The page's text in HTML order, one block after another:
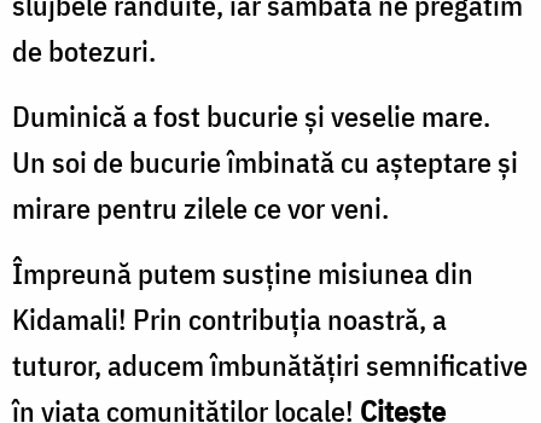
de botezuri.
Duminică a fost bucurie şi veselie mare.
Un soi de bucurie îmbinată cu așteptare şi
mirare pentru zilele ce vor veni.
Împreună putem susține misiunea din
Kidamali! Prin contribuția noastră, a
tuturor, aducem îmbunătățiri semnificative
în viața comunităților locale! Citește